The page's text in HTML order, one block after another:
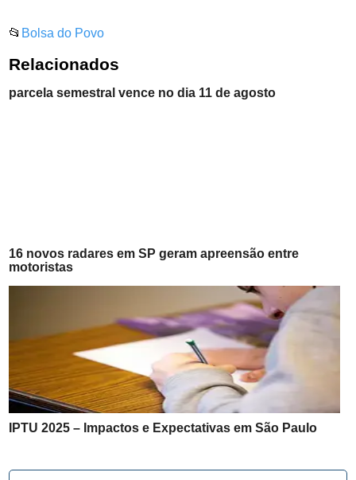
📂 Bolsa do Povo
Relacionados
parcela semestral vence no dia 11 de agosto
16 novos radares em SP geram apreensão entre
motoristas
IPTU 2025 – Impactos e Expectativas em São Paulo